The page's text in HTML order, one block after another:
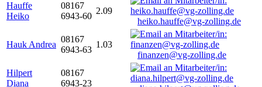
Hauffe
Heiko
08167
6943-60
2.09
heiko.hauffe@vg-zolling.de
Hauk Andrea
08167
6943-63
1.03
finanzen@vg-zolling.de
Hilpert
Diana
08167
6943-23